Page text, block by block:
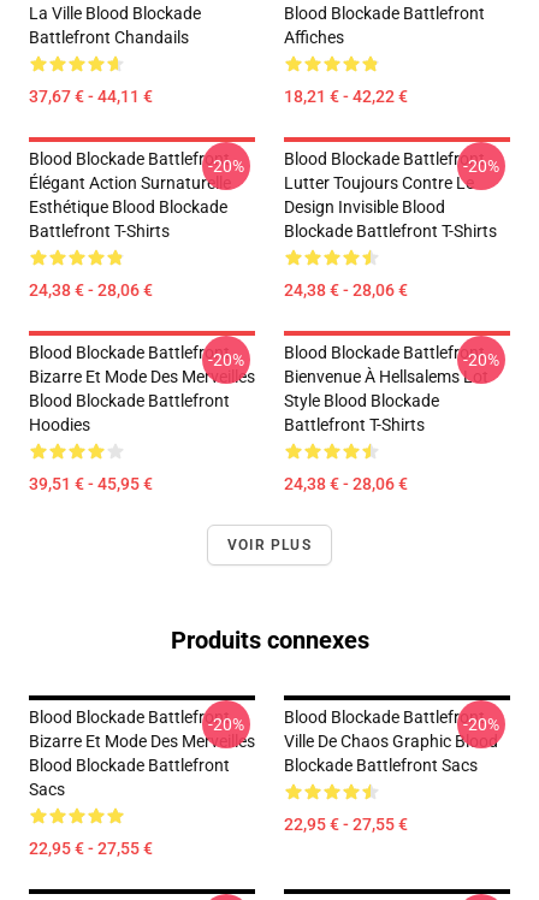
La Ville Blood Blockade
Battlefront Chandails
37,67 € - 44,11 €
Blood Blockade Battlefront
Affiches
18,21 € - 42,22 €
Blood Blockade Battlefront
Élégant Action Surnaturelle
Esthétique Blood Blockade
Battlefront T-Shirts
24,38 € - 28,06 €
-20%
Blood Blockade Battlefront
Lutter Toujours Contre Le
Design Invisible Blood
Blockade Battlefront T-Shirts
24,38 € - 28,06 €
-20%
Blood Blockade Battlefront
Bizarre Et Mode Des Merveilles
Blood Blockade Battlefront
Hoodies
39,51 € - 45,95 €
-20%
Blood Blockade Battlefront
Bienvenue À Hellsalems Lot
Style Blood Blockade
Battlefront T-Shirts
24,38 € - 28,06 €
-20%
VOIR PLUS
Produits connexes
Blood Blockade Battlefront
Bizarre Et Mode Des Merveilles
Blood Blockade Battlefront
Sacs
22,95 € - 27,55 €
-20%
Blood Blockade Battlefront
Ville De Chaos Graphic Blood
Blockade Battlefront Sacs
22,95 € - 27,55 €
-20%